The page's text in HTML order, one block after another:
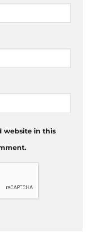
website in this